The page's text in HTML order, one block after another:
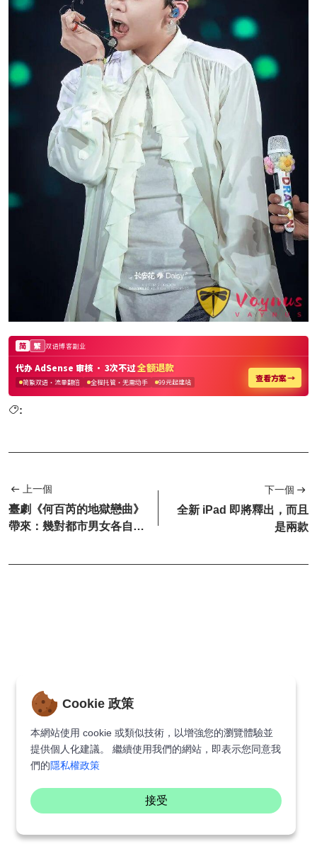
:
上一個
臺劇《何百芮的地獄戀曲》
帶來：幾對都市男女各自的
下一個
全新 iPad 即將釋出，而且
是兩款
Cookie 政策
本網站使用 cookie 或類似技術，以增強您的瀏覽體驗並
提供個人化建議。 繼續使用我們的網站，即表示您同意我
們的隱私權政策
接受